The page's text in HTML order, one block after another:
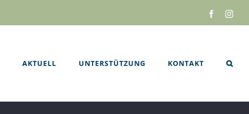
Facebook
AKTUELL UNTERSTÜTZUNG KONTAKT